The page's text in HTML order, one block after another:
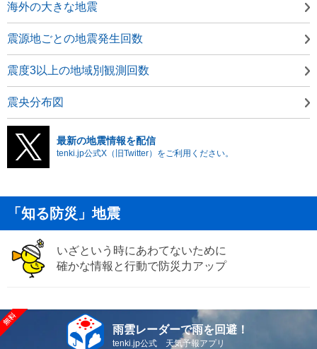
海外の大きな地震
震源地ごとの地震発生回数
震度3以上の地域別観測回数
震央分布図
最新の地震情報を配信
tenki.jp公式X（旧Twitter）をご利用ください。
「知る防災」地震
いざという時にあわてないために
確かな情報と行動で防災力アップ
雨雲レーダーで雨を回避！
tenki.jp公式 天気予報アプリ